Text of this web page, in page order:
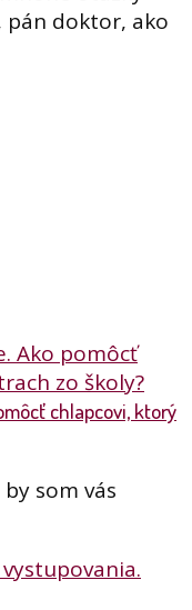
pán doktor, ako
chlapcovi, ktorý
som vás